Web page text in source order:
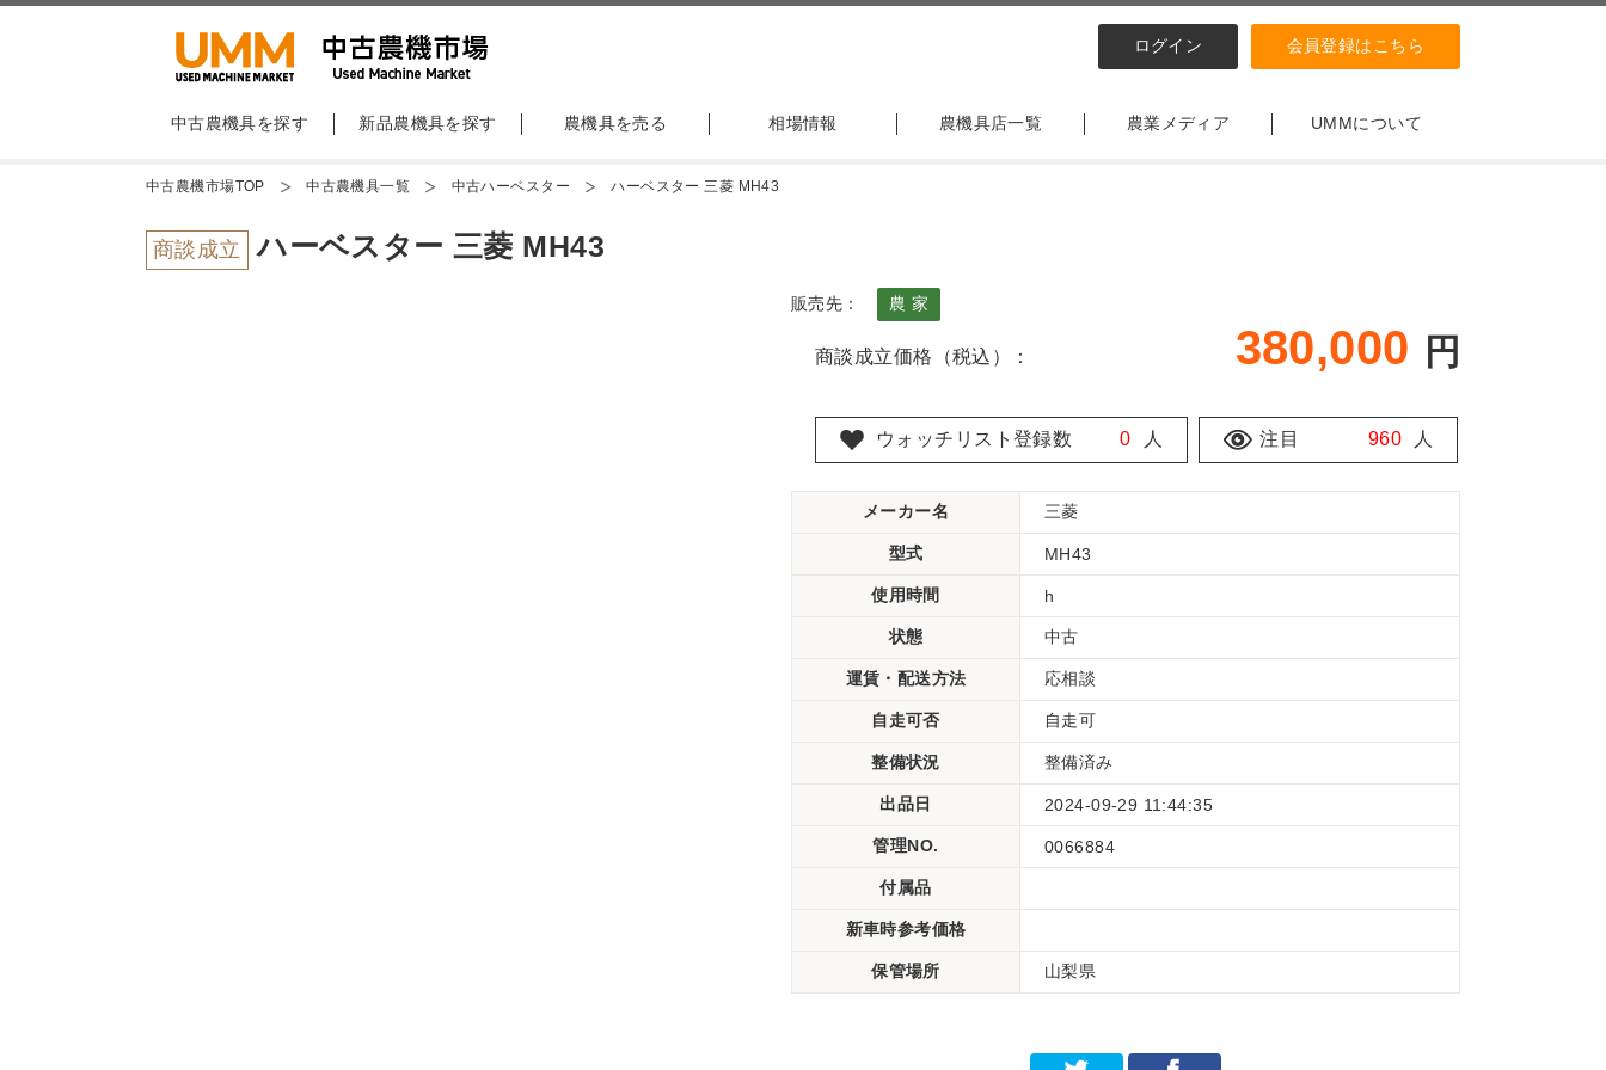
ログイン 会員登録はこちら
中古農機具を探す 新品農機具を探す 農機具を売る 相場情報 農機具店一覧 農業メディア UMMについて
中古農機市場TOP 中古農機具一覧 中古ハーベスター ハーベスター 三菱 MH43
商談成立 ハーベスター 三菱 MH43
販売先： 農 家
商談成立価格（税込）： 380,000 円
ウォッチリスト登録数 0 人 注目 960 人
メーカー名 三菱
型式 MH43
使用時間 h
状態 中古
運賃・配送方法 応相談
自走可否 自走可
整備状況 整備済み
出品日 2024-09-29 11:44:35
管理NO. 0066884
付属品
新車時参考価格
保管場所 山梨県